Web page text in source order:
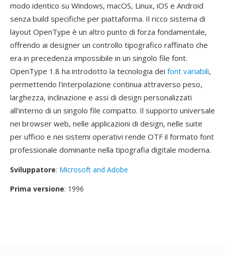
modo identico su Windows, macOS, Linux, iOS e Android
senza build specifiche per piattaforma. Il ricco sistema di
layout OpenType è un altro punto di forza fondamentale,
offrendo ai designer un controllo tipografico raffinato che
era in precedenza impossibile in un singolo file font.
OpenType 1.8 ha introdotto la tecnologia dei font variabili,
permettendo l'interpolazione continua attraverso peso,
larghezza, inclinazione e assi di design personalizzati
all'interno di un singolo file compatto. Il supporto universale
nei browser web, nelle applicazioni di design, nelle suite
per ufficio e nei sistemi operativi rende OTF il formato font
professionale dominante nella tipografia digitale moderna.
Sviluppatore: Microsoft and Adobe
Prima versione: 1996